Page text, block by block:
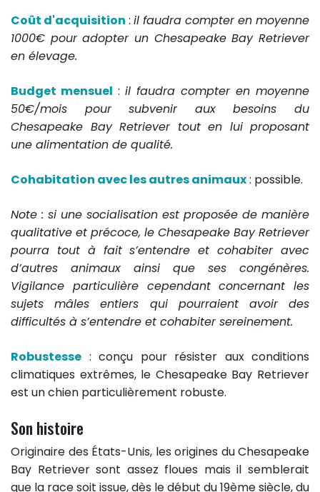
Coût d'acquisition : il faudra compter en moyenne
1000€ pour adopter un Chesapeake Bay Retriever
en élevage.
Budget mensuel : il faudra compter en moyenne
50€/mois pour subvenir aux besoins du
Chesapeake Bay Retriever tout en lui proposant
une alimentation de qualité.
Cohabitation avec les autres animaux: possible.
Note : si une socialisation est proposée de manière
qualitative et précoce, le Chesapeake Bay Retriever
pourra tout à fait s’entendre et cohabiter avec
d’autres animaux ainsi que ses congénères.
Vigilance particulière cependant concernant les
sujets mâles entiers qui pourraient avoir des
difficultés à s’entendre et cohabiter sereinement.
Robustesse : conçu pour résister aux conditions
climatiques extrêmes, le Chesapeake Bay Retriever
est un chien particulièrement robuste.
Son histoire
Originaire des États-Unis, les origines du Chesapeake
Bay Retriever sont assez floues mais il semblerait
que la race soit issue, dès le début du 19ème siècle, du